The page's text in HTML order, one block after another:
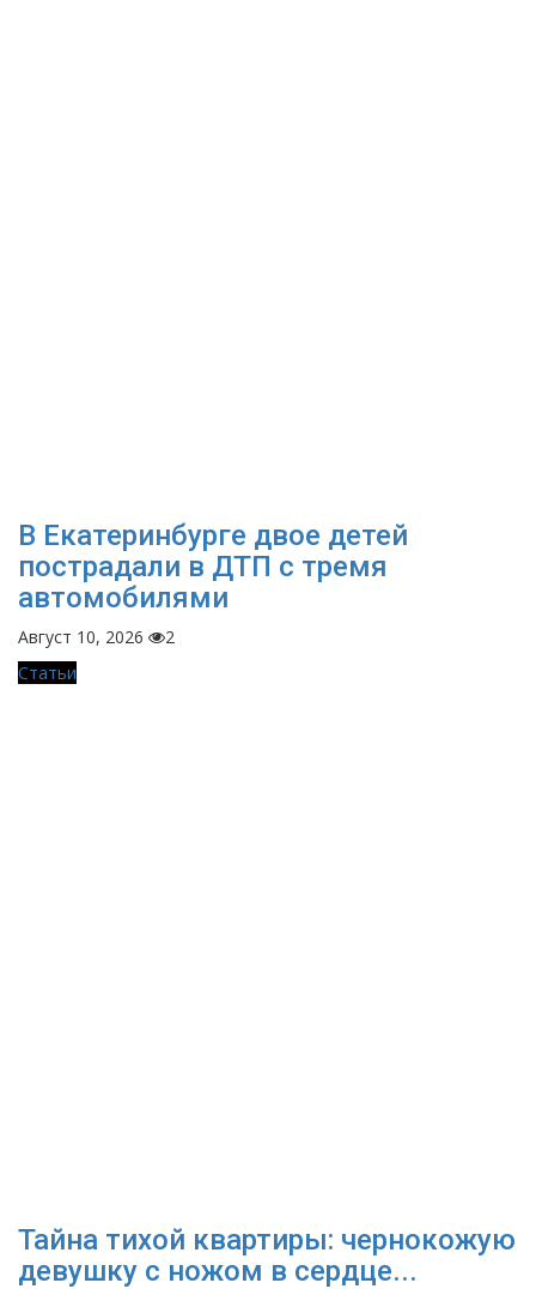
В Екатеринбурге двое детей
пострадали в ДТП с тремя
автомобилями
Август 10, 2026
2
Статьи
Тайна тихой квартиры: чернокожую
девушку с ножом в сердце...